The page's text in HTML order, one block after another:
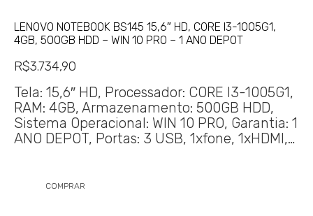
LENOVO NOTEBOOK BS145 15,6″ HD, CORE I3-1005G1,
4GB, 500GB HDD – WIN 10 PRO – 1 ANO DEPOT
R$3.734,90
Tela: 15,6″ HD, Processador: CORE I3-1005G1,
RAM: 4GB, Armazenamento: 500GB HDD,
Sistema Operacional: WIN 10 PRO, Garantia: 1
ANO DEPOT, Portas: 3 USB, 1xfone, 1xHDMI,…
COMPRAR